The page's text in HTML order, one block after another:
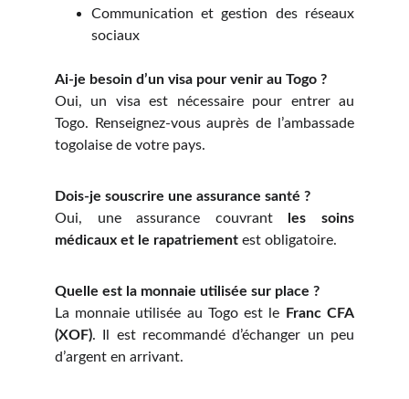
Communication et gestion des réseaux
sociaux
Ai-je besoin d’un visa pour venir au Togo ?
Oui, un visa est nécessaire pour entrer au
Togo. Renseignez-vous auprès de l’ambassade
togolaise de votre pays.
Dois-je souscrire une assurance santé ?
Oui, une assurance couvrant
les soins
médicaux et le rapatriement est obligatoire.
Quelle est la monnaie utilisée sur place ?
La monnaie utilisée au Togo est le
Franc CFA
(XOF). Il est recommandé d’échanger un peu
d’argent en arrivant.